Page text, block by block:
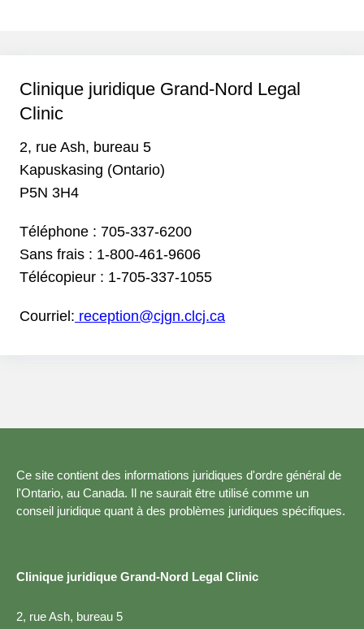
Clinique juridique Grand-Nord Legal
Clinic
2, rue Ash, bureau 5
Kapuskasing (Ontario)
P5N 3H4
Téléphone : 705-337-6200
Sans frais : 1-800-461-9606
Télécopieur : 1-705-337-1055
Courriel: reception@cjgn.clcj.ca
Ce site contient des informations juridiques d'ordre général de
l'Ontario, au Canada. Il ne saurait être utilisé comme un
conseil juridique quant à des problèmes juridiques spécifiques.
Clinique juridique Grand-Nord Legal Clinic
2, rue Ash, bureau 5